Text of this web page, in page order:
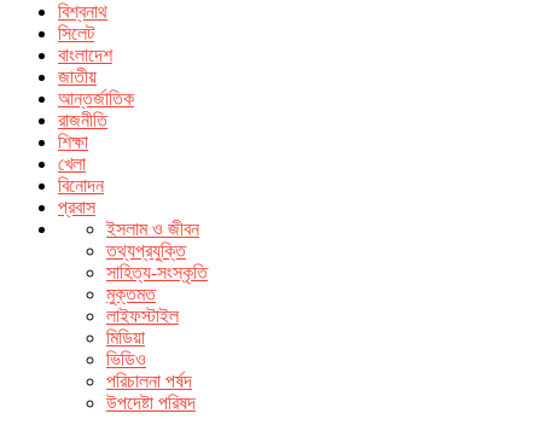
বিশ্বনাথ
সিলেট
বাংলাদেশ
জাতীয়
আন্তর্জাতিক
রাজনীতি
শিক্ষা
খেলা
বিনোদন
প্রবাস
ইসলাম ও জীবন
তথ্যপ্রযুক্তি
সাহিত্য-সংস্কৃতি
মুক্তমত
লাইফস্টাইল
মিডিয়া
ভিডিও
পরিচালনা পর্ষদ
উপদেষ্টা পরিষদ